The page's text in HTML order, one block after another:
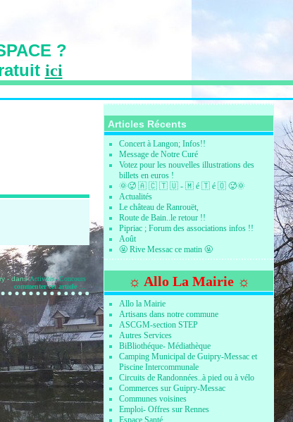
?
ici
-dansActivités- Concours
commenter cet article
Articles Récents
Concert à Langon; Infos!!
Message de Notre Curé
Votez pour les nouvelles illustrations des
billets en euros !
🌞🥵 🇦 🇨 🇹 🇺 - 🇲 é 🇹 é 🇴 🥵🌞
Actualités
Le château de Ranrouët,
Route de Bain..le retour !!
Pipriac ; Forum des associations infos !!
Août
🤬 Rive Messac ce matin 🤬
☼ Allo La Mairie ☼
Allo la Mairie
Artisans dans notre commune
ASCGM-section STEP
Autres Services
BiBliothéque- Médiathèque
Camping Municipal de Guipry-Messac et
Piscine Intercommunale
Circuits de Randonnées..à pied ou à vélo
Commerces sur Guipry-Messac
Communes voisines
Emploi- Offres sur Rennes
Espace Santé